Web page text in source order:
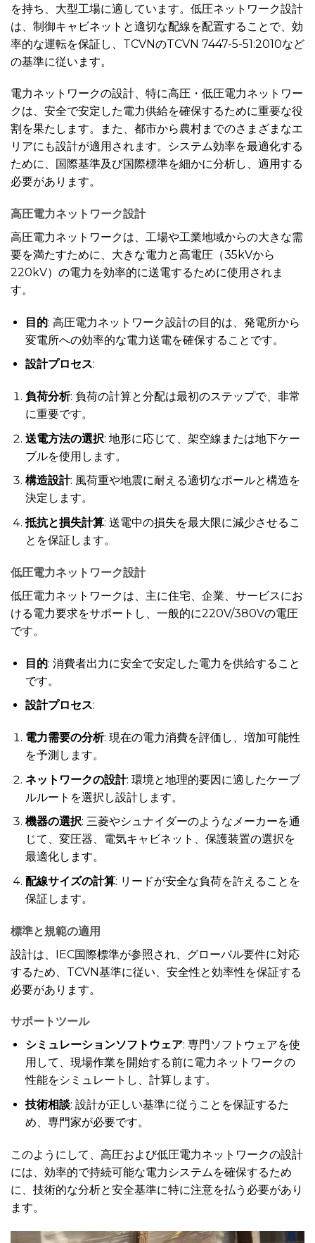
を持ち、大型工場に適しています。低圧ネットワーク設計
は、制御キャビネットと適切な配線を配置することで、効
率的な運転を保証し、TCVNのTCVN 7447-5-51:2010など
の基準に従います。
電力ネットワークの設計、特に高圧・低圧電力ネットワー
クは、安全で安定した電力供給を確保するために重要な役
割を果たします。また、都市から農村までのさまざまなエ
リアにも設計が適用されます。システム効率を最適化する
ために、国際基準及び国際標準を細かに分析し、適用する
必要があります。
高圧電力ネットワーク設計
高圧電力ネットワークは、工場や工業地域からの大きな需
要を満たすために、大きな電力と高電圧（35kVから
220kV）の電力を効率的に送電するために使用されま
す。
目的: 高圧電力ネットワーク設計の目的は、発電所から
変電所への効率的な電力送電を確保することです。
設計プロセス:
負荷分析: 負荷の計算と分配は最初のステップで、非常
に重要です。
送電方法の選択: 地形に応じて、架空線または地下ケー
ブルを使用します。
構造設計: 風荷重や地震に耐える適切なポールと構造を
決定します。
抵抗と損失計算: 送電中の損失を最大限に減少させるこ
とを保証します。
低圧電力ネットワーク設計
低圧電力ネットワークは、主に住宅、企業、サービスにお
ける電力要求をサポートし、一般的に220V/380Vの電圧
です。
目的: 消費者出力に安全で安定した電力を供給すること
です。
設計プロセス:
電力需要の分析: 現在の電力消費を評価し、増加可能性
を予測します。
ネットワークの設計: 環境と地理的要因に適したケーブ
ルルートを選択し設計します。
機器の選択: 三菱やシュナイダーのようなメーカーを通
じて、変圧器、電気キャビネット、保護装置の選択を
最適化します。
配線サイズの計算: リードが安全な負荷を許えることを
保証します。
標準と規範の適用
設計は、IEC国際標準が参照され、グローバル要件に対応
するため、TCVN基準に従い、安全性と効率性を保証する
必要があります。
サポートツール
シミュレーションソフトウェア: 専門ソフトウェアを使
用して、現場作業を開始する前に電力ネットワークの
性能をシミュレートし、計算します。
技術相談: 設計が正しい基準に従うことを保証するた
め、専門家が必要です。
このようにして、高圧および低圧電力ネットワークの設計
には、効率的で持続可能な電力システムを確保するため
に、技術的な分析と安全基準に特に注意を払う必要があり
ます。